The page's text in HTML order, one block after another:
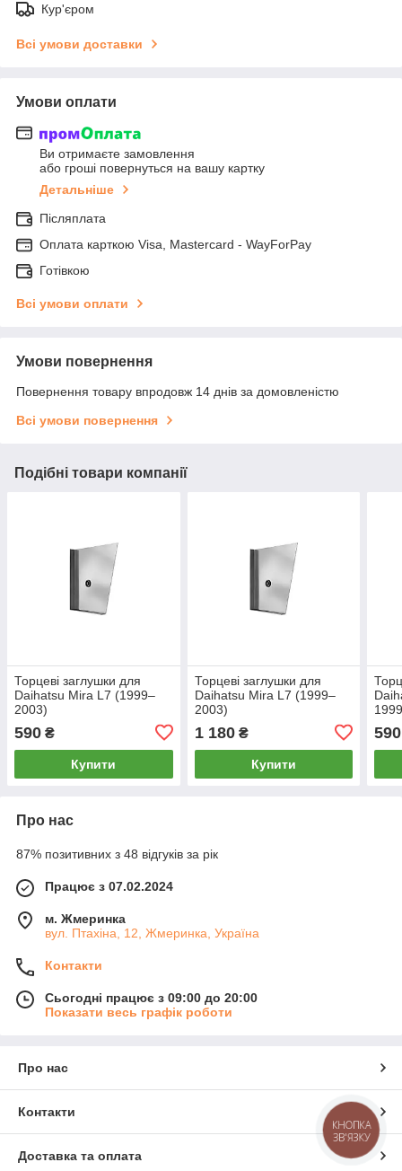
Кур'єром
Всі умови доставки
Умови оплати
Ви отримаєте замовлення
або гроші повернуться на вашу картку
Детальніше
Післяплата
Оплата карткою Visa, Mastercard - WayForPay
Готівкою
Всі умови оплати
Умови повернення
Повернення товару впродовж 14 днів за домовленістю
Всі умови повернення
Подібні товари компанії
Торцеві заглушки для
Daihatsu Mira L7 (1999–
2003)
590 ₴
Купити
Торцеві заглушки для
Daihatsu Mira L7 (1999–
2003)
1 180₴
Купити
590
Про нас
87% позитивних з 48 відгуків за рік
Працює з 07.02.2024
м. Жмеринка
вул. Птахіна, 12, Жмеринка, Україна
Контакти
Сьогодні працює з 09:00 до 20:00
Показати весь графік роботи
Про нас
Контакти
Доставка та оплата
КНОПКА
ЗВ'ЯЗКУ